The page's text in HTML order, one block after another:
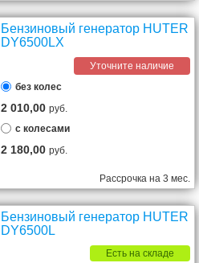
Бензиновый генератор HUTER
DY6500LX
Уточните наличие
без колес
2 010,00руб.
с колесами
2 180,00руб.
Рассрочка на 3 мес.
Бензиновый генератор HUTER
DY6500L
Есть на складе